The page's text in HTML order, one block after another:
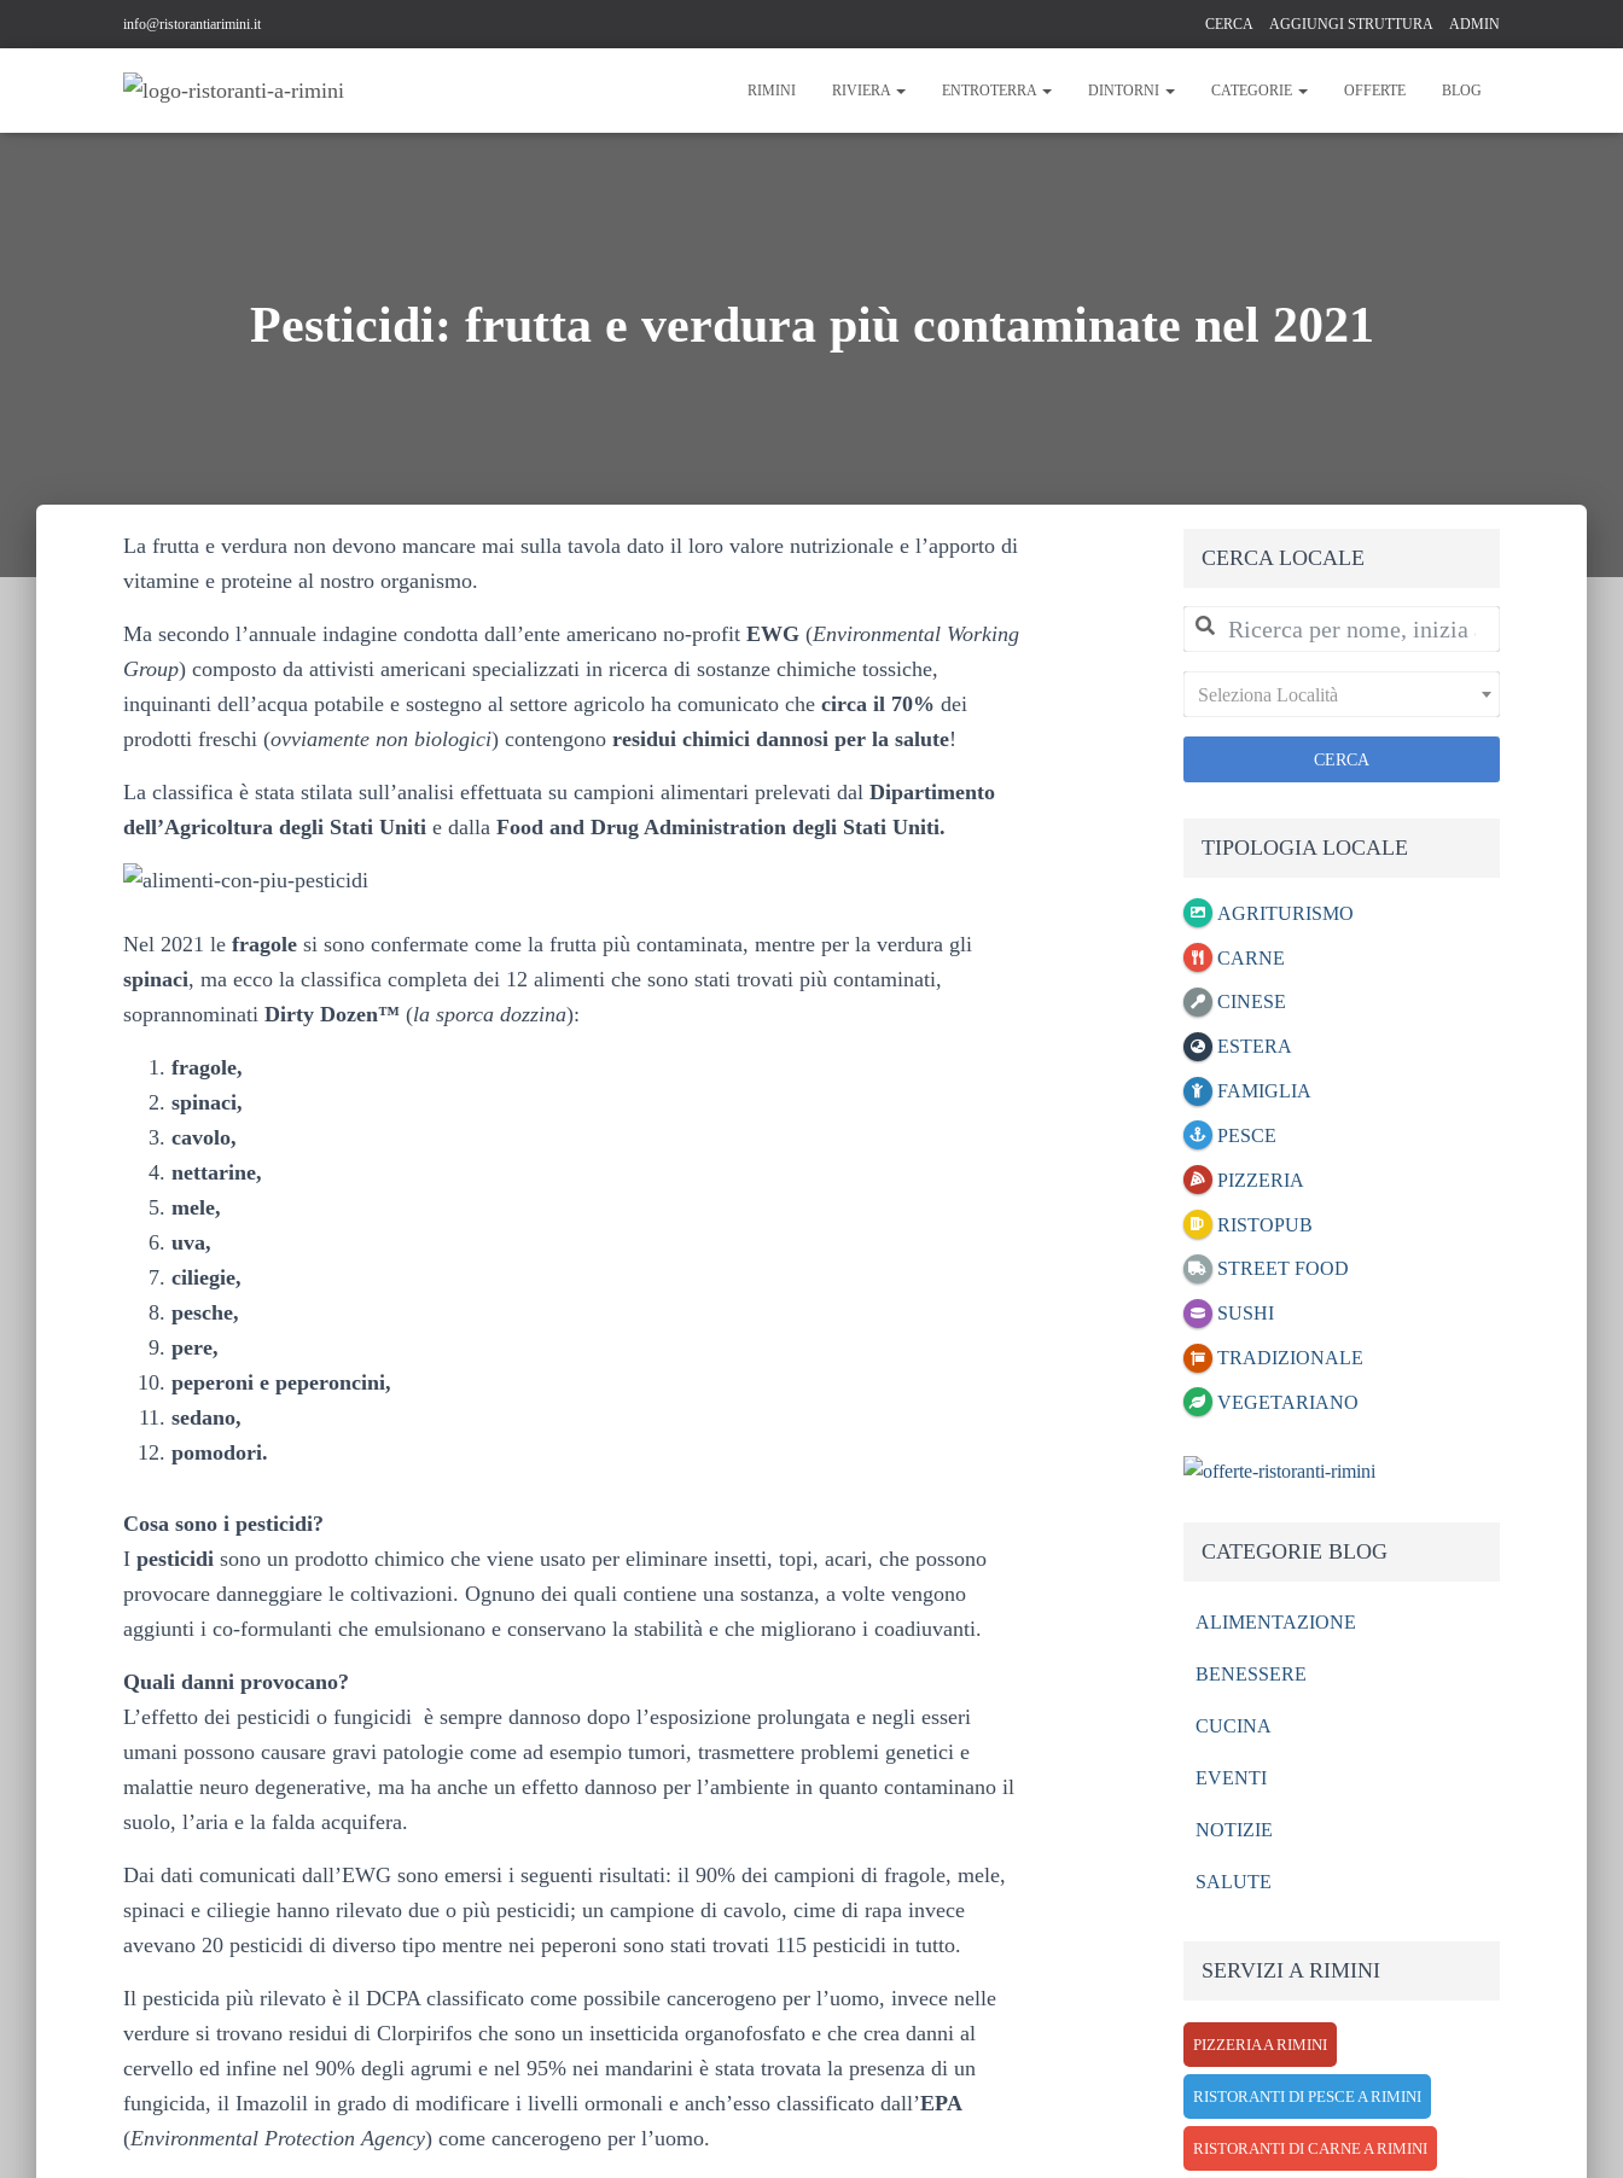
info@ristorantiarimini.it CERCA AGGIUNGI STRUTTURA ADMIN
RIMINI RIVIERA ENTROTERRA DINTORNI CATEGORIE OFFERTE BLOG
Pesticidi: frutta e verdura più contaminate nel 2021
La frutta e verdura non devono mancare mai sulla tavola dato il loro valore nutrizionale e l’apporto di
vitamine e proteine al nostro organismo.
Ma secondo l’annuale indagine condotta dall’ente americano no-profit EWG (Environmental Working
Group) composto da attivisti americani specializzati in ricerca di sostanze chimiche tossiche,
inquinanti dell’acqua potabile e sostegno al settore agricolo ha comunicato che circa il 70% dei
prodotti freschi (ovviamente non biologici) contengono residui chimici dannosi per la salute!
La classifica è stata stilata sull’analisi effettuata su campioni alimentari prelevati dal Dipartimento
dell’Agricoltura degli Stati Uniti e dalla Food and Drug Administration degli Stati Uniti.
Nel 2021 le fragole si sono confermate come la frutta più contaminata, mentre per la verdura gli
spinaci, ma ecco la classifica completa dei 12 alimenti che sono stati trovati più contaminati,
soprannominati Dirty Dozen™ (la sporca dozzina):
fragole,
spinaci,
cavolo,
nettarine,
mele,
uva,
ciliegie,
pesche,
pere,
peperoni e peperoncini,
sedano,
pomodori.
Cosa sono i pesticidi?
I pesticidi sono un prodotto chimico che viene usato per eliminare insetti, topi, acari, che possono
provocare danneggiare le coltivazioni. Ognuno dei quali contiene una sostanza, a volte vengono
aggiunti i co-formulanti che emulsionano e conservano la stabilità e che migliorano i coadiuvanti.
Quali danni provocano?
L’effetto dei pesticidi o fungicidi è sempre dannoso dopo l’esposizione prolungata e negli esseri
umani possono causare gravi patologie come ad esempio tumori, trasmettere problemi genetici e
malattie neuro degenerative, ma ha anche un effetto dannoso per l’ambiente in quanto contaminano il
suolo, l’aria e la falda acquifera.
Dai dati comunicati dall’EWG sono emersi i seguenti risultati: il 90% dei campioni di fragole, mele,
spinaci e ciliegie hanno rilevato due o più pesticidi; un campione di cavolo, cime di rapa invece
avevano 20 pesticidi di diverso tipo mentre nei peperoni sono stati trovati 115 pesticidi in tutto.
Il pesticida più rilevato è il DCPA classificato come possibile cancerogeno per l’uomo, invece nelle
verdure si trovano residui di Clorpirifos che sono un insetticida organofosfato e che crea danni al
cervello ed infine nel 90% degli agrumi e nel 95% nei mandarini è stata trovata la presenza di un
fungicida, il Imazolil in grado di modificare i livelli ormonali e anch’esso classificato dall’EPA
(Environmental Protection Agency) come cancerogeno per l’uomo.
CERCA LOCALE
Seleziona Località
CERCA
TIPOLOGIA LOCALE
AGRITURISMO
CARNE
CINESE
ESTERA
FAMIGLIA
PESCE
PIZZERIA
RISTOPUB
STREET FOOD
SUSHI
TRADIZIONALE
VEGETARIANO
CATEGORIE BLOG
ALIMENTAZIONE
BENESSERE
CUCINA
EVENTI
NOTIZIE
SALUTE
SERVIZI A RIMINI
PIZZERIA A RIMINI
RISTORANTI DI PESCE A RIMINI
RISTORANTI DI CARNE A RIMINI